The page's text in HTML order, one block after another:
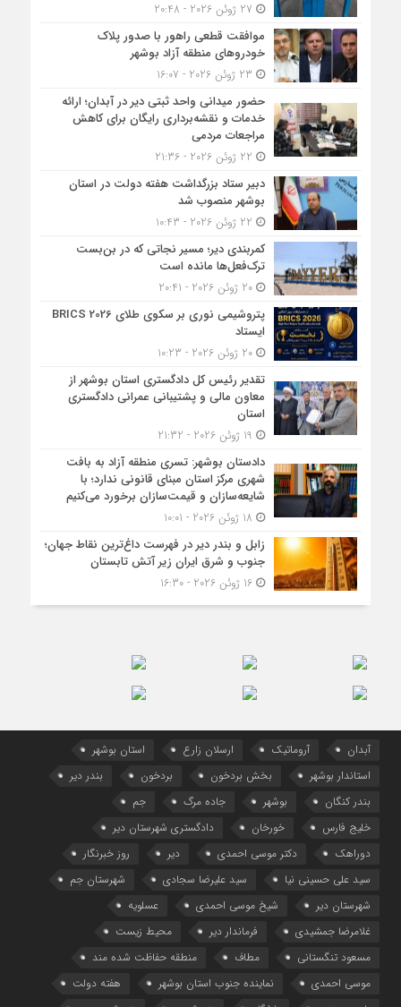
موافقت قطعی راهور با صدور پلاک
خودروهای منطقه آزاد بوشهر
حضور میدانی واحد ثبتی دیر در آبدان؛ ارائه
خدمات و نقشه‌برداری رایگان برای کاهش
مراجعات مردمی
دبیر ستاد بزرگداشت هفته دولت در استان
بوشهر منصوب شد
کمربندی دیر؛ مسیر نجاتی که در بن‌بست
ترک‌فعل‌ها مانده است
20 ژوئن 2026 - 20:41
پتروشیمی نوری بر سکوی طلای BRICS 2026
ایستاد
20 ژوئن 2026 - 10:23
تقدیر رئیس کل دادگستری استان بوشهر از
معاون مالی و پشتیبانی عمرانی دادگستری
استان
دادستان بوشهر: تسری منطقه آزاد به بافت
شهری مرکز استان مبنای قانونی ندارد؛ با
شایعه‌سازان و قیمت‌سازان برخورد می‌کنیم
زابل و بندر دیر در فهرست داغ‌ترین نقاط جهان؛
جنوب و شرق ایران زیر آتش تابستان
16 ژوئن 2026 - 16:30
آبدان آروماتیک ارسلان زارع
استان بوشهر
استاندار بوشهر
بخش بردخون بردخون
بندر دیر
بندر کنگان
بوشهر جاده مرگ
جم
خلیج فارس
خورخان
دادگستری شهرستان دیر
دوراهک
دکتر موسی احمدی دیر
روز خبرنگار
سید علی حسینی نیا
سید علیرضا سجادی
شهرستان جم
شهرستان دیر
شیخ موسی احمدی
عسلویه
غلامرضا جمشیدی
فرماندار دیر
محیط زیست
مسعود تنگستانی
مطاف
منطقه حفاظت شده مند
موسی احمدی
نماینده جنوب استان بوشهر
هفته دولت